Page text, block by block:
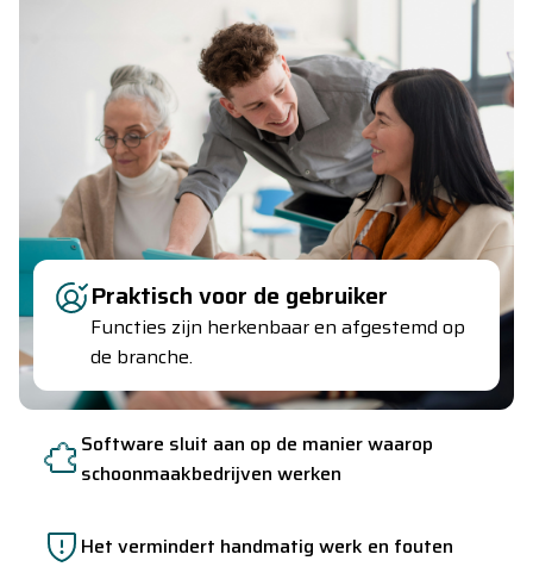
Software sluit aan op de manier waarop
schoonmaakbedrijven werken
Het vermindert handmatig werk en fouten
Praktisch voor de gebruiker
Functies zijn herkenbaar en afgestemd op
de branche.